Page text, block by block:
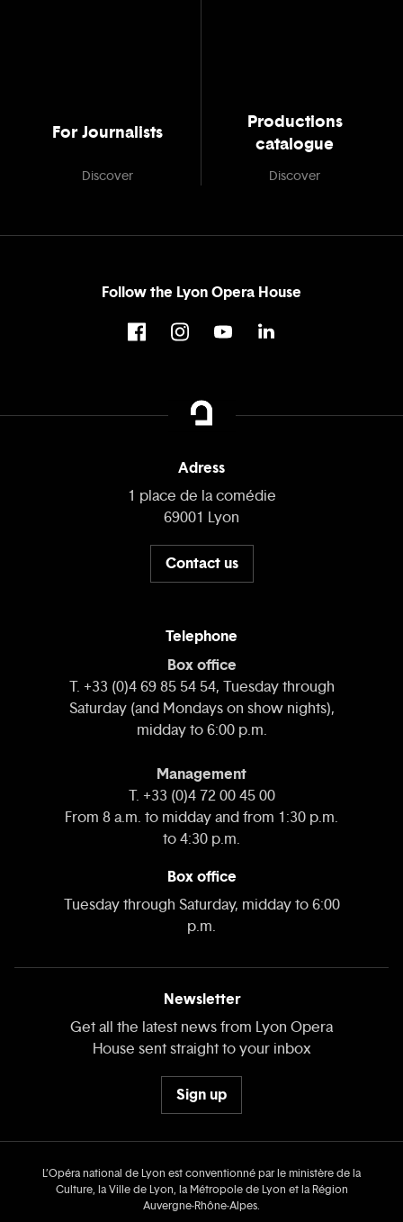
For Journalists
Discover
Productions
catalogue
Discover
Follow the Lyon Opera House
Adress
1 place de la comédie
69001 Lyon
Contact us
Telephone
Box office
T. +33 (0)4 69 85 54 54, Tuesday through
Saturday (and Mondays on show nights),
midday to 6:00 p.m.
Management
T. +33 (0)4 72 00 45 00
From 8 a.m. to midday and from 1:30 p.m.
to 4:30 p.m.
Box office
Tuesday through Saturday, midday to 6:00
p.m.
Newsletter
Get all the latest news from Lyon Opera
House sent straight to your inbox
Sign up
L’Opéra national de Lyon est conventionné par le ministère de la
Culture, la Ville de Lyon, la Métropole de Lyon et la Région
Auvergne‑Rhône‑Alpes.